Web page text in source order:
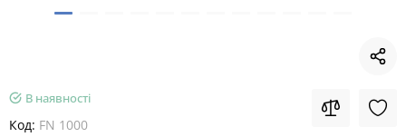
В наявності
Код: FN 1000